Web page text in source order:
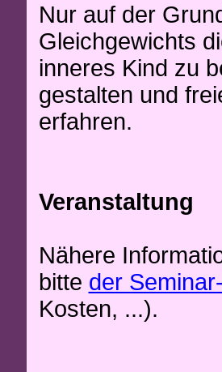
Nur auf der
Gleichgewichts
inneres Kind zu
gestalten und
erfahren.
Veranstaltung
Nähere
bitte der
Kosten, ...).